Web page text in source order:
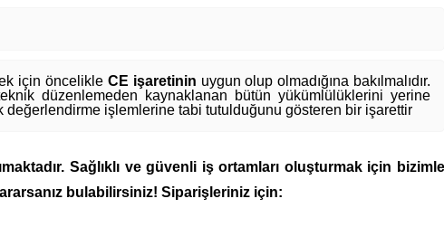
için öncelikle CE işaretinin uygun olup olmadığına bakılmalıdır.
düzenlemeden kaynaklanan bütün yükümlülüklerini yerine
işlemlerine tabi tutulduğunu gösteren bir işarettir
Sağlıklı ve güvenli iş ortamları oluşturmak için bizimle
bulabilirsiniz! Siparişleriniz için: